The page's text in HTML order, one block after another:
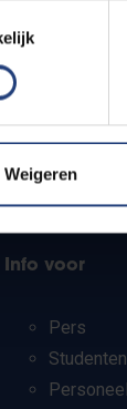
Weigeren
Info voor
Pers
Studenten
Personeel